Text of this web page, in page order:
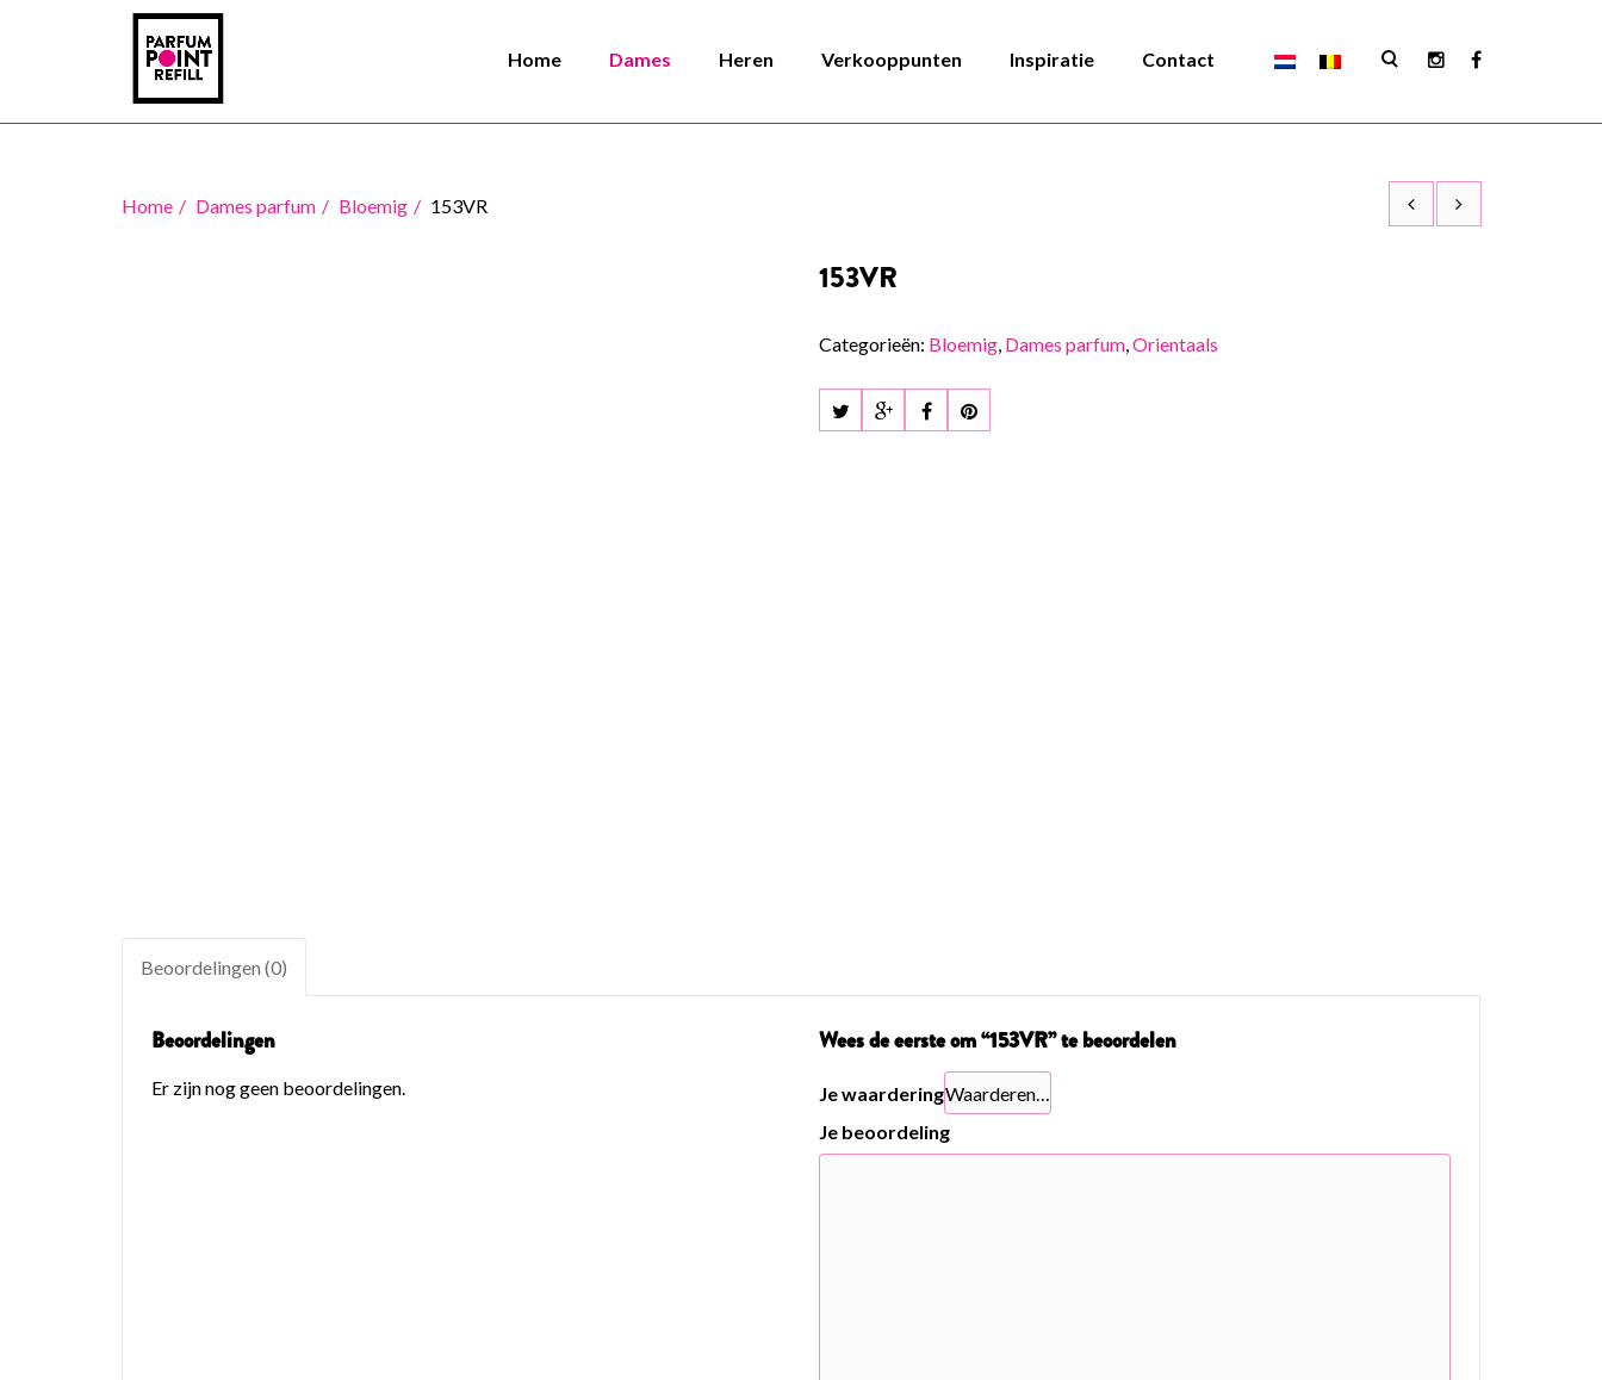
Home Dames Heren Verkooppunten Inspiratie Contact
Home Dames parfum Bloemig 153VR
153VR
Categorieën: Bloemig, Dames parfum,Orientaals
Beoordelingen (0)
Beoordelingen
Er zijn nog geen beoordelingen.
Wees de eerste om “153VR” te beoordelen
Je waardering
Je beoordeling